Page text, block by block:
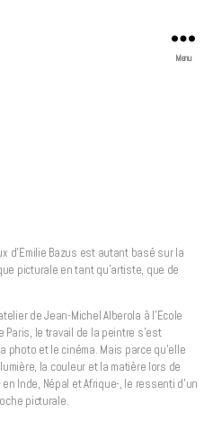
Menu
d’Emilie Bazus est autant basé sur la
picturale en tant qu’artiste, que de
de Jean-Michel Alberola à l’Ecole
Paris, le travail de la peintre s’est
et le cinéma. Mais parce qu’elle
la couleur et la matière lors de
Inde, Népal et Afrique-, le ressenti d’un
picturale.